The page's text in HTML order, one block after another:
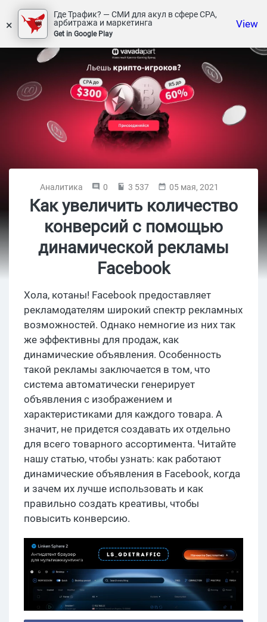
×
Где Трафик? — СМИ для акул в сфере СРА,
арбитража и маркетинга
Get in Google Play
View
Аналитика 0 3 537 05 мая, 2021
Как увеличить количество
конверсий с помощью
динамической рекламы
Facebook
Хола, котаны! Facebook предоставляет
рекламодателям широкий спектр рекламных
возможностей. Однако немногие из них так
же эффективны для продаж, как
динамические объявления. Особенность
такой рекламы заключается в том, что
система автоматически генерирует
объявления с изображением и
характеристиками для каждого товара. А
значит, не придется создавать их отдельно
для всего товарного ассортимента. Читайте
нашу статью, чтобы узнать: как работают
динамические объявления в Facebook, когда
и зачем их лучше использовать и как
правильно создать креативы, чтобы
повысить конверсию.